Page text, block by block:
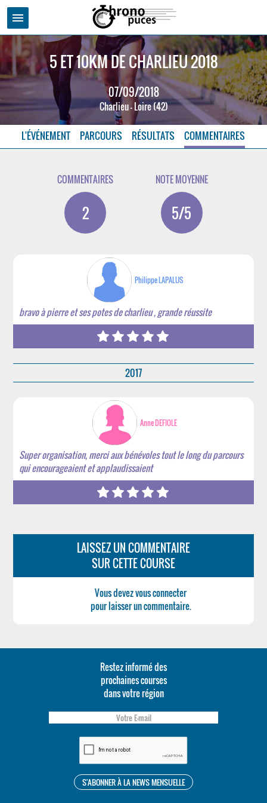
menu
5 ET 10KM DE CHARLIEU 2018
07/09/2018
Charlieu - Loire (42)
L'ÉVÉNEMENT PARCOURS RÉSULTATS COMMENTAIRES
COMMENTAIRES
2
NOTE MOYENNE
5/5
Philippe LAPALUS
bravo à pierre et ses potes de charlieu , grande réussite
2017
Anne DEFIOLE
Super organisation, merci aux bénévoles tout le long du parcours
qui encourageaient et applaudissaient
LAISSEZ UN COMMENTAIRE
SUR CETTE COURSE
Vous devez vous connecter
pour laisser un commentaire.
Restez informé des
prochaines courses
dans votre région